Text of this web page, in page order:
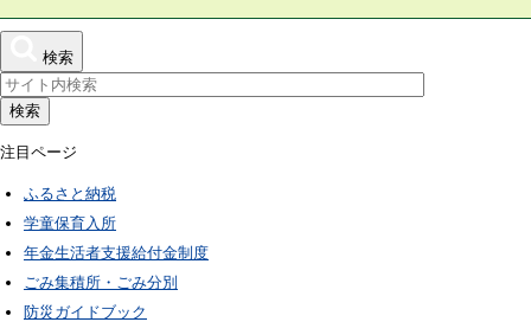
検索
検索
注目ページ
ふるさと納税
学童保育入所
年金生活者支援給付金制度
ごみ集積所・ごみ分別
防災ガイドブック